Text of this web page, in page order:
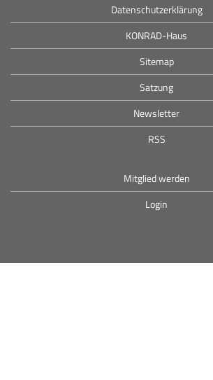
Datenschutzerklärung
KONRAD-Haus
Sitemap
Satzung
Newsletter
RSS
Mitglied werden
Login